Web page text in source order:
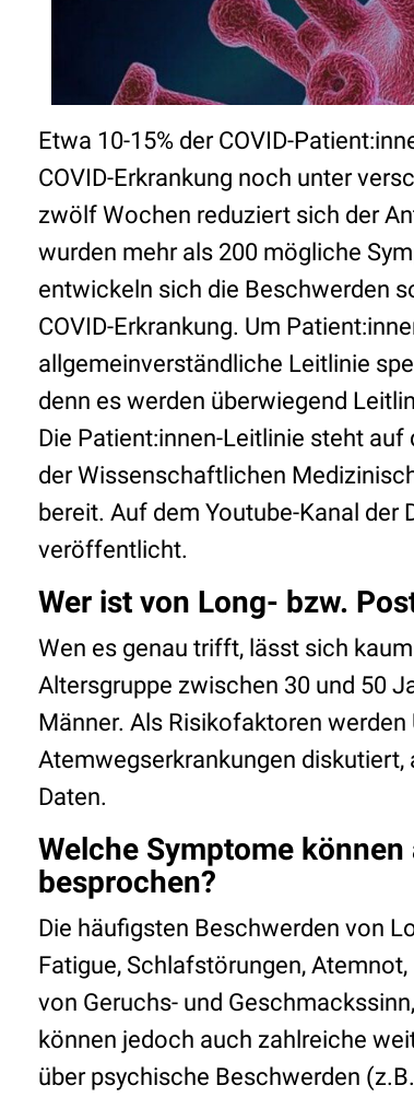
Etwa 10-15% der COVID-
COVID-Erkrankung noch unter
zwölf Wochen reduziert sich der
wurden mehr als 200 mögliche
entwickeln sich die Beschwerden
COVID-Erkrankung. Um
allgemeinverständliche Leitlinie
denn es werden überwiegend
Die Patient:innen-Leitlinie steht
der Wissenschaftlichen
bereit. Auf dem Youtube-Kanal der
veröffentlicht.
Wer ist von Long- bzw.
Wen es genau trifft, lässt sich
Altersgruppe zwischen 30 und 50
Männer. Als Risikofaktoren
Atemwegserkrankungen
Daten.
Welche Symptome
besprochen?
Die häufigsten Beschwerden von
Fatigue, Schlafstörungen,
von Geruchs- und
können jedoch auch zahlreiche
über psychische Beschwerden